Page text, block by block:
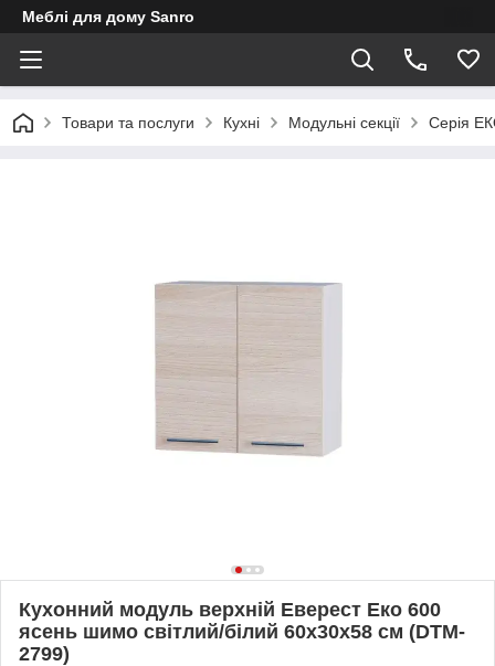
Меблі для дому Sanro
Товари та послуги Кухні Модульні секції Серія
Кухонний модуль верхній Еверест Еко 600
ясень шимо світлий/білий 60х30х58 см (DTM-
2799)